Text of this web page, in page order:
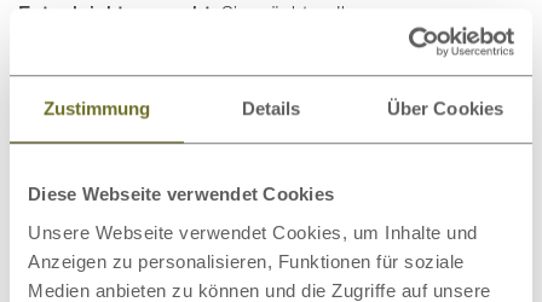
Zustimmung Details Über Cookies
Diese Webseite verwendet Cookies
Unsere Webseite verwendet Cookies, um Inhalte und
Anzeigen zu personalisieren, Funktionen für soziale
Medien anbieten zu können und die Zugriffe auf unsere
Extra leicht gemacht : Sie möchten Ihren
in allen Größenwaschen?
Wir machen es möglich! Unsere Modelle TENCEL™ Faser
„leicht“ und Baumwolle „leicht“ sind extra so konzipiert,
dass alle Größen problemlos in Ihre Waschmaschine
Das Geheimnis dahinter?Eine geringe Füllmenge von
200 g/m 2macht‘s möglich!
Das Beste aus der Natur